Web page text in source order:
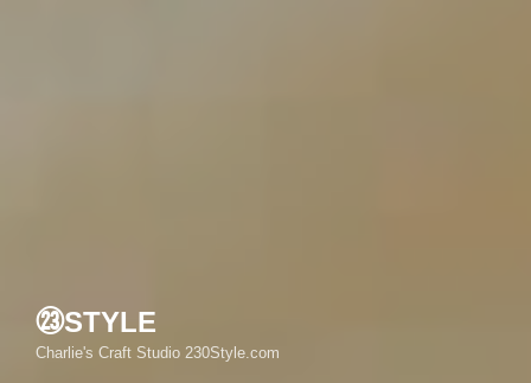
㉓STYLE
Charlie's Craft Studio 230Style.com